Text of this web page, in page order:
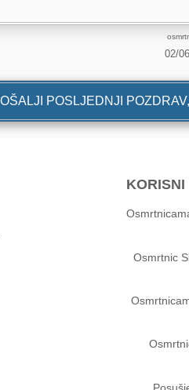
02/
POSLJEDNJI
Osmrtnic